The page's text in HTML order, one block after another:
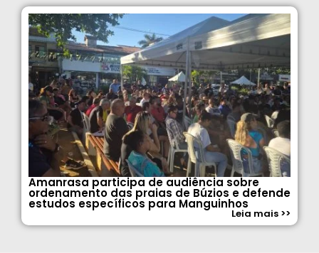
Amanrasa participa de audiência sobre
ordenamento das praias de Búzios e defende
estudos específicos para Manguinhos
Leia mais >>